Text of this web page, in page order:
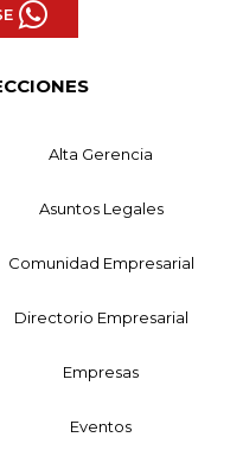
Alta Gerencia
Asuntos Legales
Comunidad Empresarial
Directorio Empresarial
Empresas
Eventos